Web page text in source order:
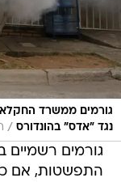
גורמים ממשרד
נגד "אדס" בהונדורס /
גורמים רשמיים
התפשטות, אם